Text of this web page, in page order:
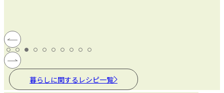
暮らしに関するレシピ一覧